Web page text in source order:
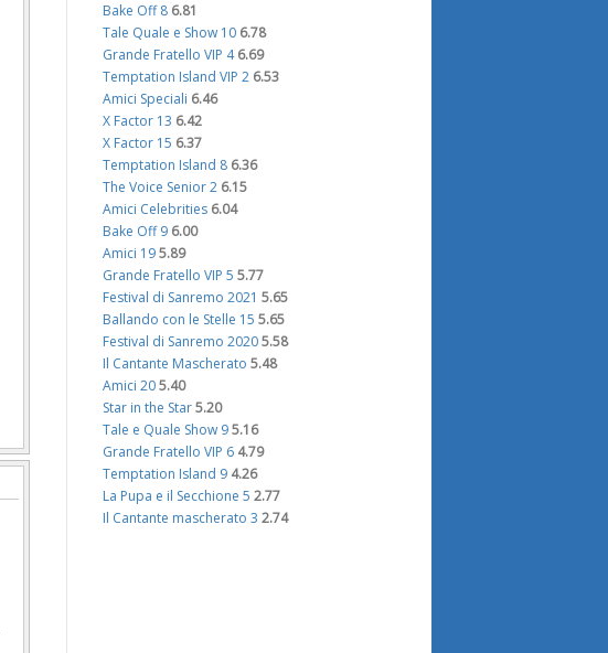
Bake Off 8 6.81
Tale Quale e Show 10 6.78
Grande Fratello VIP 4 6.69
Temptation Island VIP 2 6.53
Amici Speciali 6.46
X Factor 13 6.42
X Factor 15 6.37
Temptation Island 8 6.36
The Voice Senior 2 6.15
Amici Celebrities 6.04
Bake Off 9 6.00
Amici 19 5.89
Grande Fratello VIP 5 5.77
Festival di Sanremo 2021 5.65
Ballando con le Stelle 15 5.65
Festival di Sanremo 2020 5.58
Il Cantante Mascherato 5.48
Amici 20 5.40
Star in the Star 5.20
Tale e Quale Show 9 5.16
Grande Fratello VIP 6 4.79
Temptation Island 9 4.26
La Pupa e il Secchione 5 2.77
Il Cantante mascherato 3 2.74